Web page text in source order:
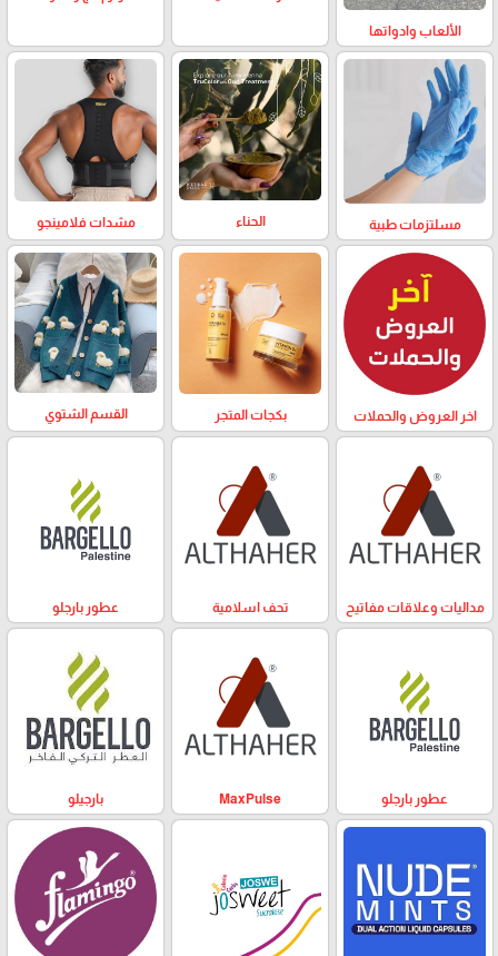
الألعاب وادواتها
مسلتزمات طبية الحناء مشدات فلامينجو
اخر العروض والحملات بكجات المتجر القسم الشتوي
مداليات وعلاقات مفاتيح تحف اسلامية عطور بارجلو
عطور بارجلو MaxPulse بارجيلو